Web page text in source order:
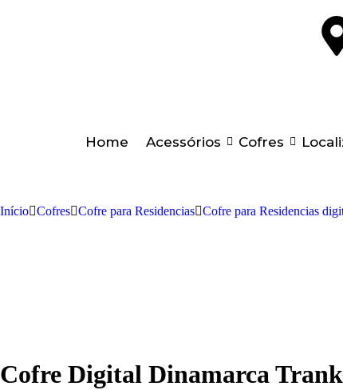
Home Acessórios Cofres
Início Cofres Cofre para Residencias Cofre para Residencias
Cofre Digital Dinamarca